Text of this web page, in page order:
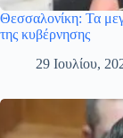
Θεσσαλονίκη: Τα
της κυβέρνησης
29 Ιουλίου,